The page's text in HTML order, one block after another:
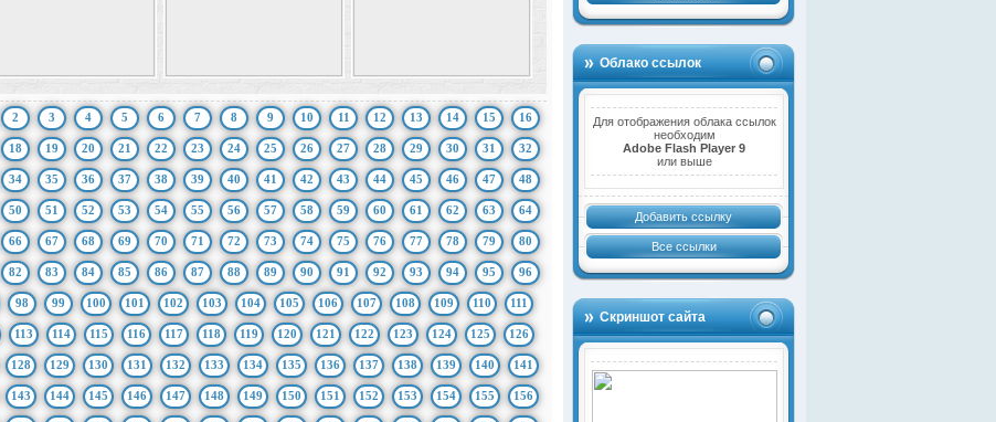
Облако ссылок
Для отображения облака ссылок
необходим
Adobe Flash Player 9
или выше
Добавить ссылку
Все ссылки
Скриншот сайта
2 3 4 5 6 7 8 9 10 11 12 13 14 15 16
18 19 20 21 22 23 24 25 26 27 28 29 30 31 32
34 35 36 37 38 39 40 41 42 43 44 45 46 47 48
50 51 52 53 54 55 56 57 58 59 60 61 62 63 64
66 67 68 69 70 71 72 73 74 75 76 77 78 79 80
82 83 84 85 86 87 88 89 90 91 92 93 94 95 96
98 99 100 101 102 103 104 105 106 107 108 109 110 111
113 114 115 116 117 118 119 120 121 122 123 124 125 126
128 129 130 131 132 133 134 135 136 137 138 139 140 141
143 144 145 146 147 148 149 150 151 152 153 154 155 156